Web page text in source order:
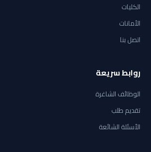
الكليات
الأمانات
اتصل بنا
روابط سريعة
الوظائف الشاغرة
تقديم طلب
الأسئلة الشائعة